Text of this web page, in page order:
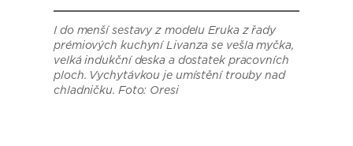
I do menší sestavy z modelu Eruka z řady
prémiových kuchyní Livanza se vešla myčka,
velká indukční deska a dostatek pracovních
ploch. Vychytávkou je umístění trouby nad
chladničku. Foto: Oresi